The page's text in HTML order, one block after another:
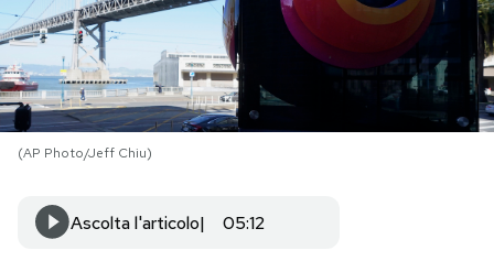
PODCAST
NEWSLETTER
(AP Photo/Jeff Chiu)
Ascolta l'articolo 05:12